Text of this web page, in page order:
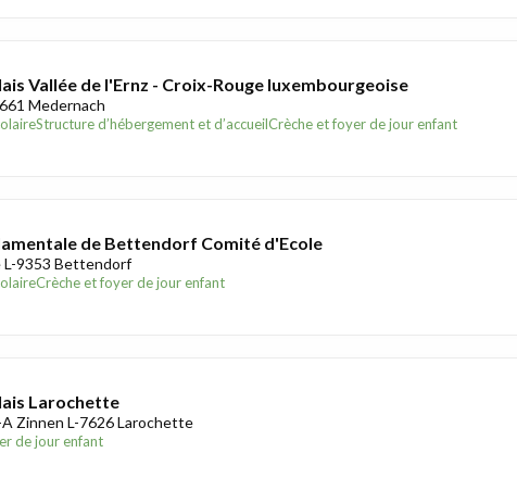
Vallée de l'Ernz - Croix-Rouge luxembourgeoise
Medernach
Structure d’hébergement et d’accueilCrèche et foyer de jour enfant
de Bettendorf Comité d'Ecole
L-9353 Bettendorf
Crèche et foyer de jour enfant
Larochette
A Zinnen L-7626 Larochette
de jour enfant